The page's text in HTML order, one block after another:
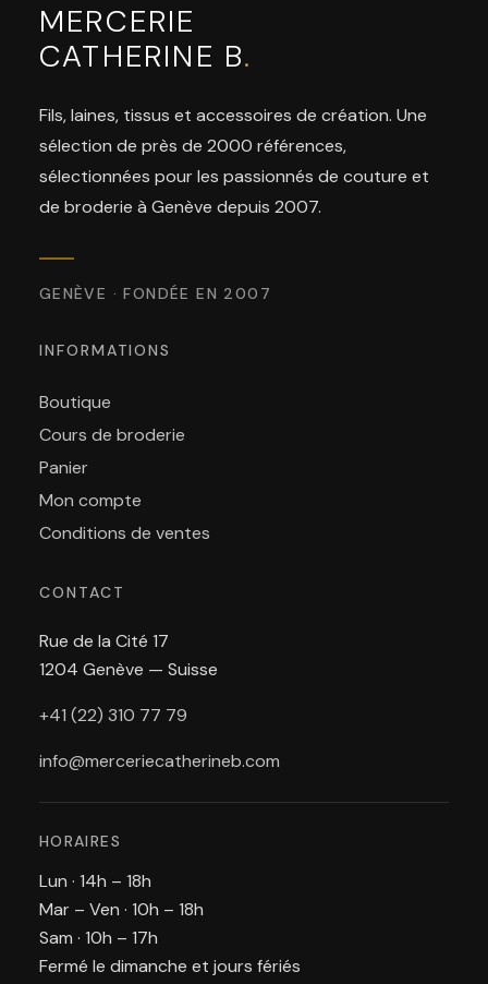
MERCERIE
CATHERINE B.
Fils, laines, tissus et accessoires de création. Une
sélection de près de 2000 références,
sélectionnées pour les passionnés de couture et
de broderie à Genève depuis 2007.
GENÈVE · FONDÉE EN 2007
INFORMATIONS
Boutique
Cours de broderie
Panier
Mon compte
Conditions de ventes
CONTACT
Rue de la Cité 17
1204 Genève — Suisse
+41 (22) 310 77 79
info@merceriecatherineb.com
HORAIRES
Lun · 14h – 18h
Mar – Ven · 10h – 18h
Sam · 10h – 17h
Fermé le dimanche et jours fériés